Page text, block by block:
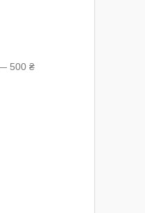
— 500 ₴